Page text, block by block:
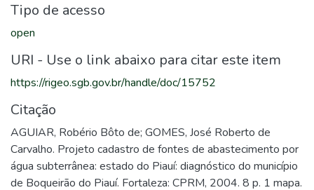
Tipo de acesso
open
URI - Use o link abaixo para citar este item
https://rigeo.sgb.gov.br/handle/doc/15752
Citação
AGUIAR, Robério Bôto de; GOMES, José Roberto de
Carvalho. Projeto cadastro de fontes de abastecimento por
água subterrânea: estado do Piauí: diagnóstico do município
de Boqueirão do Piauí. Fortaleza: CPRM, 2004. 8 p. 1 mapa.